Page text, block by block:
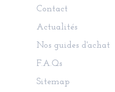
Contact
Actualités
Nos guides d'achat
F.A.Qs
Sitemap